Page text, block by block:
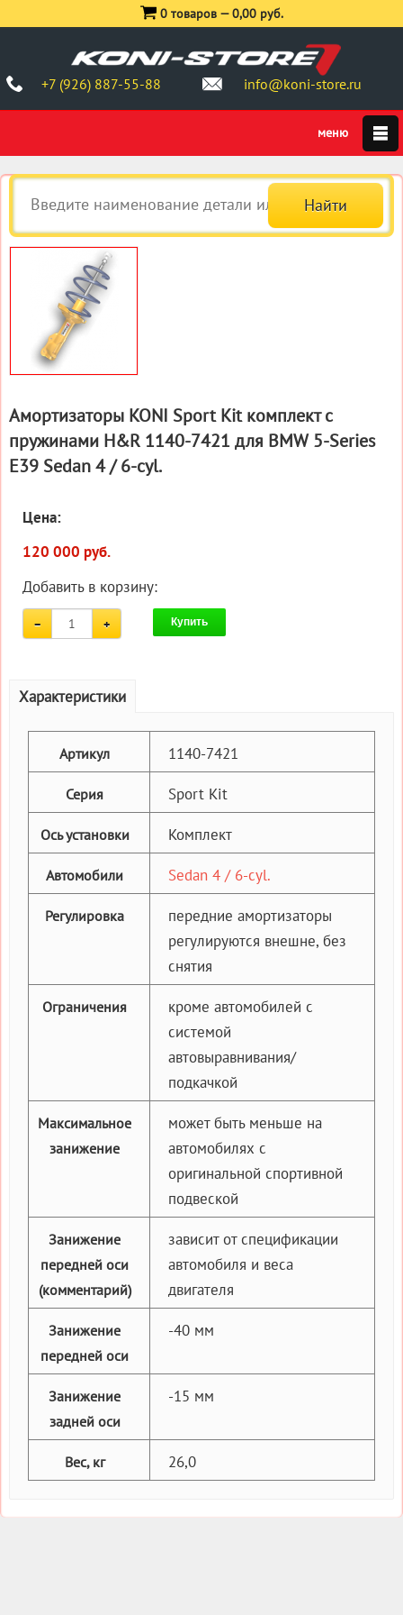
+7 (926) 887-55-88 info@koni-store.ru
0 товаров —0,00 руб.
Амортизаторы KONI Sport Kit комплект c
пружинами H&R 1140-7421 для BMW 5-Series
E39 Sedan 4 / 6-cyl.
Цена:
120 000 руб.
Добавить в корзину:
Купить
Характеристики
Артикул 1140-7421
Серия Sport Kit
Ось установки Комплект
Автомобили Sedan 4 / 6-cyl.
Регулировка
передние амортизаторы
регулируются внешне, без
снятия
Ограничения
кроме автомобилей с
системой
автовыравнивания/
подкачкой
Максимальное
занижение
может быть меньше на
автомобилях с
оригинальной спортивной
подвеской
Занижение
передней оси
(комментарий)
зависит от спецификации
автомобиля и веса
двигателя
Занижение
передней оси
-40 мм
Занижение
задней оси
-15 мм
Вес, кг 26,0